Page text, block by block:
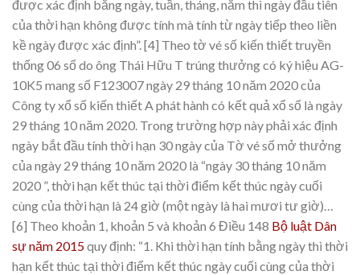
được xác định bằng ngày, tuần, tháng, năm thì ngày đầu tiên
của thời hạn không được tính mà tính từ ngày tiếp theo liền
kề ngày được xác định”.[4] Theo tờ vé số kiến thiết truyền
thống 06 số do ông Thái Hữu T trúng thưởng có ký hiệu AG-
10K5 mang số F123007 ngày 29 tháng 10 năm 2020 của
Công ty xổ số kiến thiết A phát hành có kết quả xổ số là ngày
29 tháng 10 năm 2020. Trong trường hợp này phải xác định
ngày bắt đầu tính thời hạn 30 ngày của Tờ vé số mở thưởng
của ngày 29 tháng 10 năm 2020 là “ngày 30 tháng 10 năm
2020 ”, thời hạn kết thúc tại thời điểm kết thúc ngày cuối
cùng của thời hạn là 24 giờ (một ngày là hai mươi tư giờ)…
[6] Theo khoản 1, khoản 5 và khoản 6 Điều 148 Bộ luật Dân
sự năm 2015quy định: “1. Khi thời hạn tính bằng ngày thì thời
hạn kết thúc tại thời điểm kết thúc ngày cuối cùng của thời